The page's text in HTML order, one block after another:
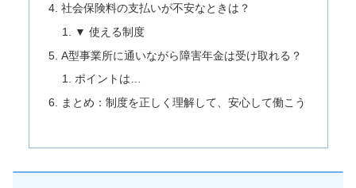
社会保険料の支払いが不安なときは？
▼ 使える制度
A型事業所に通いながら障害年金は受け取れる？
ポイントは…
まとめ：制度を正しく理解して、安心して働こう